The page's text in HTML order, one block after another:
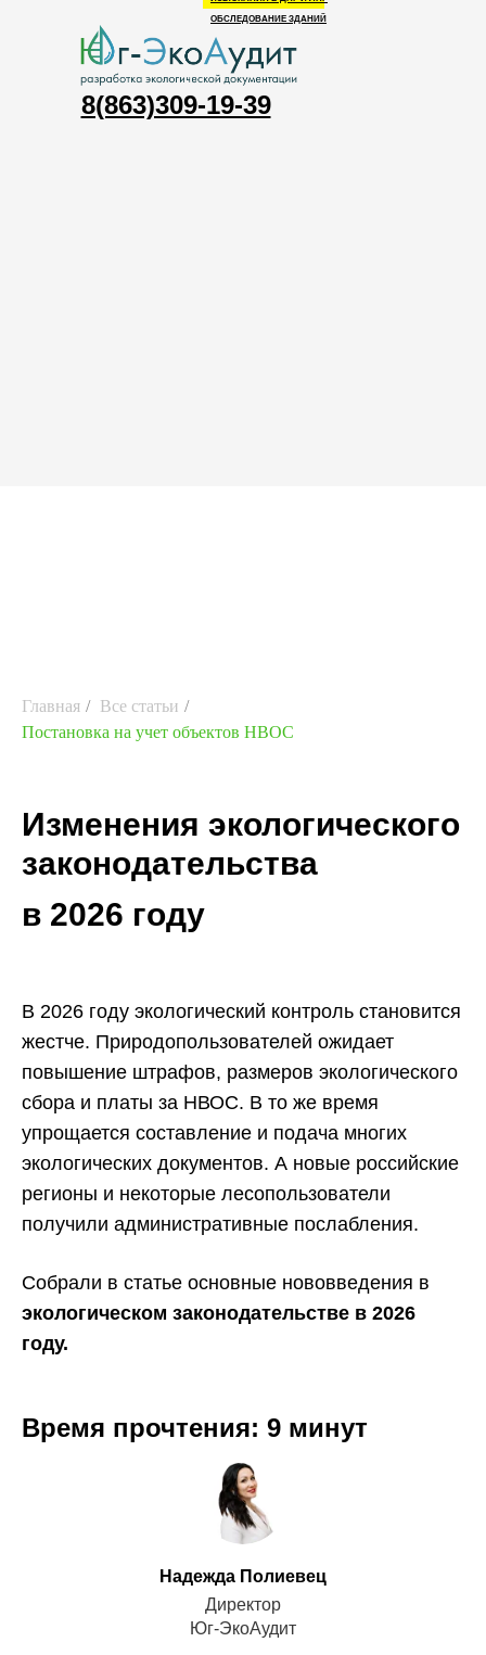
8(863)309-19-39
ОБСЛЕДОВАНИЕ ЗДАНИЙ
Главная / Все статьи /
Постановка на учет объектов НВОС
Изменения экологического
законодательства
в 2026 году
В 2026 году экологический контроль становится
жестче. Природопользователей ожидает
повышение штрафов, размеров экологического
сбора и платы за НВОС. В то же время
упрощается составление и подача многих
экологических документов. А новые российские
регионы и некоторые лесопользователи
получили административные послабления.
Собрали в статье основные нововведения в
экологическом законодательстве в 2026
году.
Время прочтения: 9 минут
Надежда Полиевец
Директор
Юг-ЭкоАудит